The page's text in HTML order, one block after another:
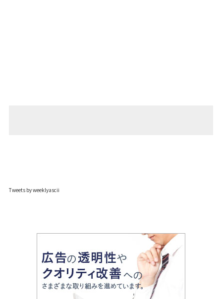
Tweets by weeklyascii